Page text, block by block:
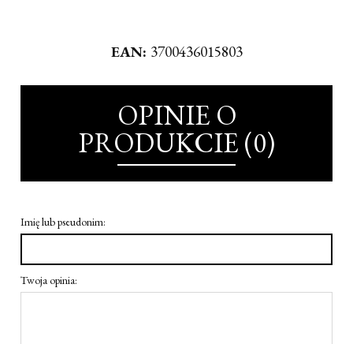
EAN: 3700436015803
OPINIE O
PRODUKCIE (0)
Imię lub pseudonim:
Twoja opinia: